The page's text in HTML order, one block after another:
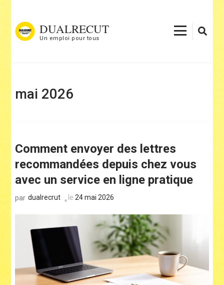
contenu
(Pressez
DUALRECUT
Un emploi pour tous
mai 2026
Comment envoyer des lettres
recommandées depuis chez vous
avec un service en ligne pratique
par dualrecrut le24 mai 2026